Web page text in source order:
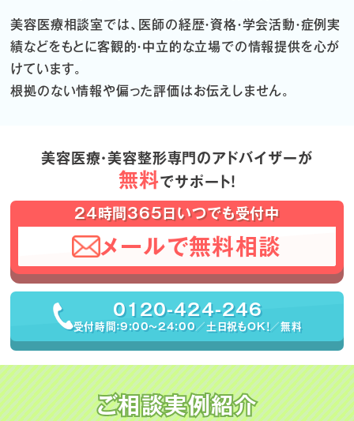
美容医療相談室では、医師の経歴・資格・学会活動・症例実
績などをもとに客観的・中立的な立場での情報提供を心が
けています。
根拠のない情報や偏った評価はお伝えしません。
美容医療・美容整形専門のアドバイザーが
無料でサポート！
24時間365日いつでも受付中
メールで無料相談
0120-424-246
受付時間：9:00〜24:00／土日祝もOK！／無料
ご相談実例紹介